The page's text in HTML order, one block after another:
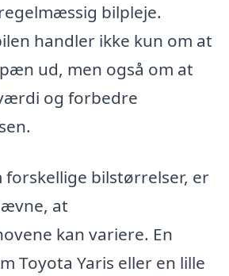
bilpleje.
handler ikke kun om at
ud, men også om at
og forbedre
forskellige bilstørrelser, er
at
kan variere. En
Toyota Yaris eller en lille